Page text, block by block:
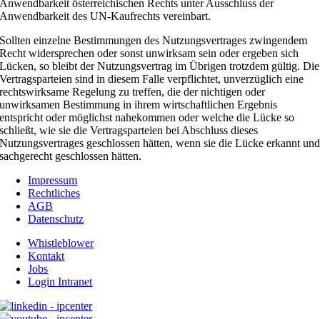
Anwendbarkeit österreichischen Rechts unter Ausschluss der
Anwendbarkeit des UN-Kaufrechts vereinbart.
Sollten einzelne Bestimmungen des Nutzungsvertrages zwingendem
Recht widersprechen oder sonst unwirksam sein oder ergeben sich
Lücken, so bleibt der Nutzungsvertrag im Übrigen trotzdem gültig. Die
Vertragsparteien sind in diesem Falle verpflichtet, unverzüglich eine
rechtswirksame Regelung zu treffen, die der nichtigen oder
unwirksamen Bestimmung in ihrem wirtschaftlichen Ergebnis
entspricht oder möglichst nahekommen oder welche die Lücke so
schließt, wie sie die Vertragsparteien bei Abschluss dieses
Nutzungsvertrages geschlossen hätten, wenn sie die Lücke erkannt und
sachgerecht geschlossen hätten.
Impressum
Rechtliches
AGB
Datenschutz
Whistleblower
Kontakt
Jobs
Login Intranet